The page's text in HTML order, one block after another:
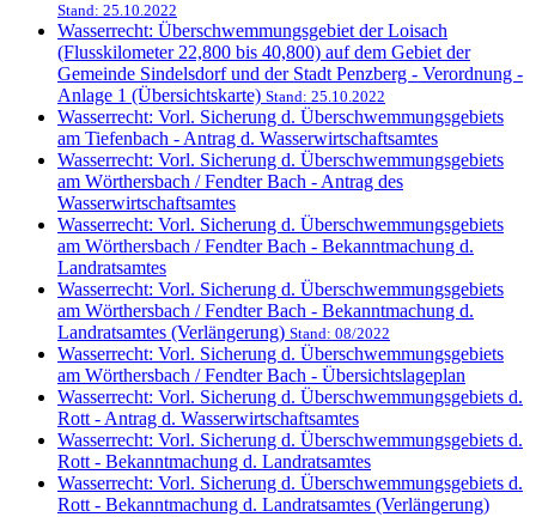
Stand: 25.10.2022
Wasserrecht: Überschwemmungsgebiet der Loisach
(Flusskilometer 22,800 bis 40,800) auf dem Gebiet der
Gemeinde Sindelsdorf und der Stadt Penzberg - Verordnung -
Anlage 1 (Übersichtskarte) Stand: 25.10.2022
Wasserrecht: Vorl. Sicherung d. Überschwemmungsgebiets
am Tiefenbach - Antrag d. Wasserwirtschaftsamtes
Wasserrecht: Vorl. Sicherung d. Überschwemmungsgebiets
am Wörthersbach / Fendter Bach - Antrag des
Wasserwirtschaftsamtes
Wasserrecht: Vorl. Sicherung d. Überschwemmungsgebiets
am Wörthersbach / Fendter Bach - Bekanntmachung d.
Landratsamtes
Wasserrecht: Vorl. Sicherung d. Überschwemmungsgebiets
am Wörthersbach / Fendter Bach - Bekanntmachung d.
Landratsamtes (Verlängerung) Stand: 08/2022
Wasserrecht: Vorl. Sicherung d. Überschwemmungsgebiets
am Wörthersbach / Fendter Bach - Übersichtslageplan
Wasserrecht: Vorl. Sicherung d. Überschwemmungsgebiets d.
Rott - Antrag d. Wasserwirtschaftsamtes
Wasserrecht: Vorl. Sicherung d. Überschwemmungsgebiets d.
Rott - Bekanntmachung d. Landratsamtes
Wasserrecht: Vorl. Sicherung d. Überschwemmungsgebiets d.
Rott - Bekanntmachung d. Landratsamtes (Verlängerung)